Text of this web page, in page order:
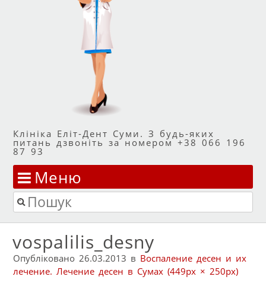
Клініка Еліт-Дент Суми. З будь-яких
питань дзвоніть за номером +38 066 196
87 93
Меню
Перейти до змісту
Пошук
vospalilis_desny
Опубліковано 26.03.2013 в Воспаление десен и их
лечение. Лечение десен в Сумах (449px × 250px)